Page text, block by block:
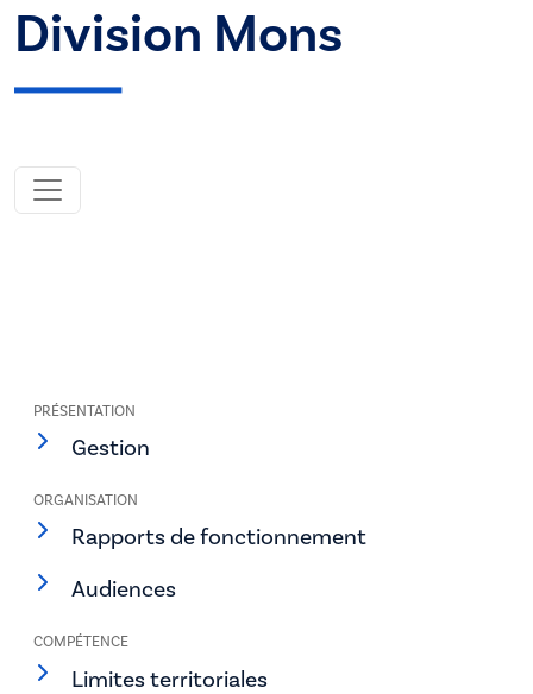
Division Mons
PRÉSENTATION
Gestion
ORGANISATION
Rapports de fonctionnement
Audiences
COMPÉTENCE
Limites territoriales